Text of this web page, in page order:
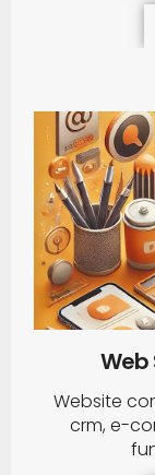
Web
Website
crm, e-